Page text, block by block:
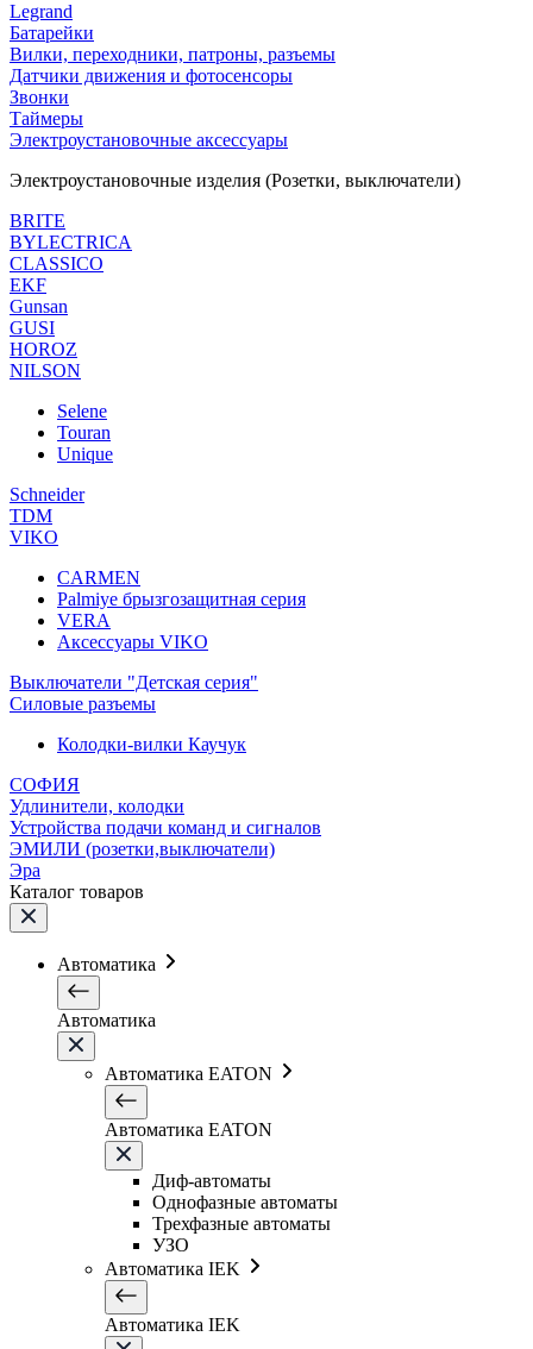
Legrand
Батарейки
Вилки, переходники, патроны, разъемы
Датчики движения и фотосенсоры
Звонки
Таймеры
Электроустановочные аксессуары
Электроустановочные изделия (Розетки, выключатели)
BRITE
BYLECTRICA
CLASSICO
EKF
Gunsan
GUSI
HOROZ
NILSON
Selene
Touran
Unique
Schneider
TDM
VIKO
CARMEN
Palmiye брызгозащитная серия
VERA
Аксессуары VIKO
Выключатели "Детская серия"
Силовые разъемы
Колодки-вилки Каучук
СОФИЯ
Удлинители, колодки
Устройства подачи команд и сигналов
ЭМИЛИ (розетки,выключатели)
Эра
Каталог товаров
Автоматика
Автоматика
Автоматика EATON
Автоматика EATON
Диф-автоматы
Однофазные автоматы
Трехфазные автоматы
УЗО
Автоматика IEK
Автоматика IEK